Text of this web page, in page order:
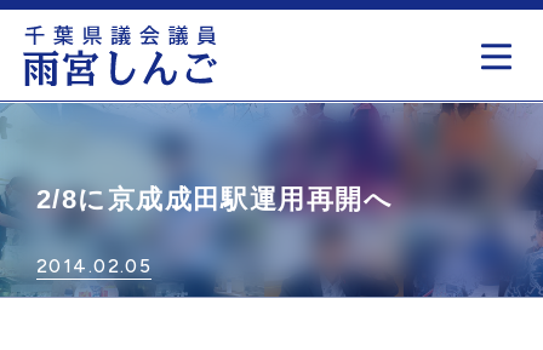
2/8に京成成田駅運用再開へ
2014.02.05